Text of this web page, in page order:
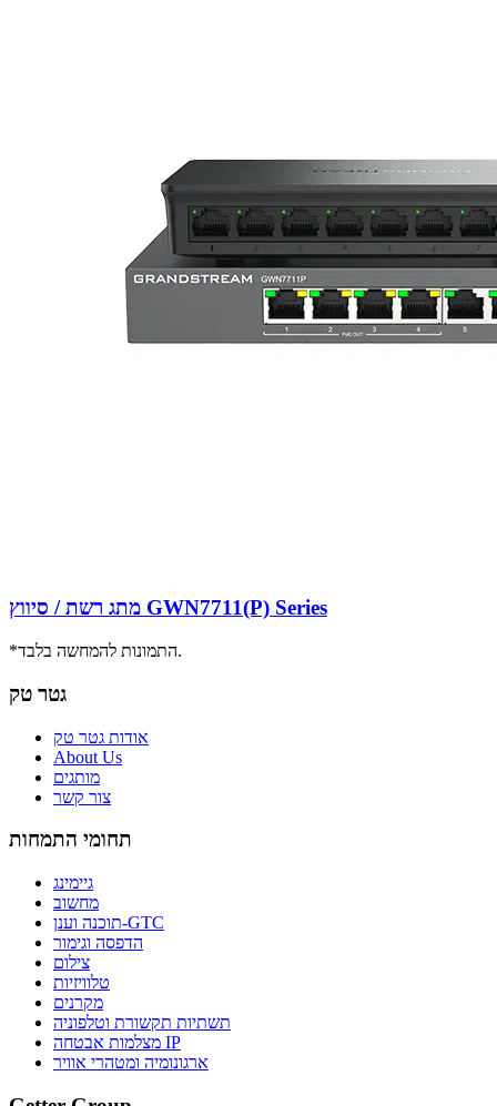
מתג רשת / סיווץ GWN7711(P) Series
*התמונות להמחשה בלבד.
גטר טק
אודות גטר טק
About Us
מותגים
צור קשר
תחומי התמחות
גיימינג
מחשוב
תוכנה וענן-GTC
הדפסה וגימור
צילום
טלוויזיות
מקרנים
תשתיות תקשורת וטלפוניה
מצלמות אבטחה IP
ארגונומיה ומטהרי אוויר